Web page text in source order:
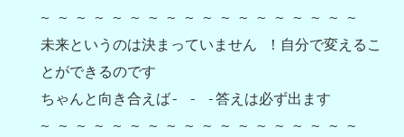
~ ~ ~ ~ ~ ~ ~ ~ ~ ~ ~ ~ ~ ~ ~ ~ ~ ~
未来というのは決まっていません ！自分で変えるこ
とができるのです
ちゃんと向き合えば- - -答えは必ず出ます
~ ~ ~ ~ ~ ~ ~ ~ ~ ~ ~ ~ ~ ~ ~ ~ ~ ~